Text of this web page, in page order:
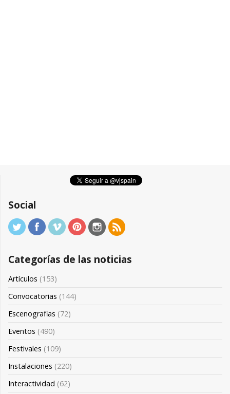
Social
Categorías de las noticias
Artículos (153)
Convocatorias (144)
Escenografias (72)
Eventos (490)
Festivales (109)
Instalaciones (220)
Interactividad (62)